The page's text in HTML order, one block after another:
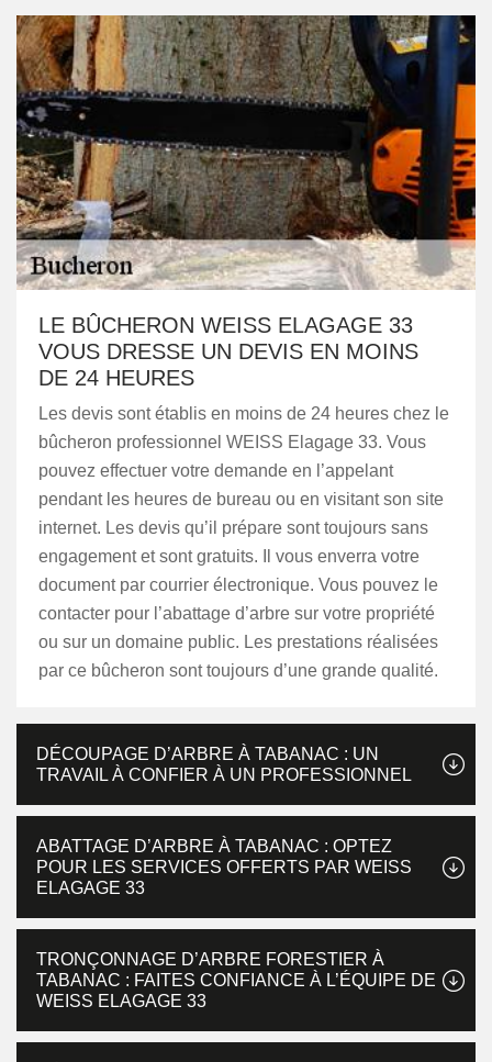
LE BÛCHERON WEISS ELAGAGE 33
VOUS DRESSE UN DEVIS EN MOINS
DE 24 HEURES
Les devis sont établis en moins de 24 heures chez le
bûcheron professionnel WEISS Elagage 33. Vous
pouvez effectuer votre demande en l’appelant
pendant les heures de bureau ou en visitant son site
internet. Les devis qu’il prépare sont toujours sans
engagement et sont gratuits. Il vous enverra votre
document par courrier électronique. Vous pouvez le
contacter pour l’abattage d’arbre sur votre propriété
ou sur un domaine public. Les prestations réalisées
par ce bûcheron sont toujours d’une grande qualité.
DÉCOUPAGE D’ARBRE À TABANAC : UN
TRAVAIL À CONFIER À UN PROFESSIONNEL
ABATTAGE D’ARBRE À TABANAC : OPTEZ
POUR LES SERVICES OFFERTS PAR WEISS
ELAGAGE 33
TRONÇONNAGE D’ARBRE FORESTIER À
TABANAC : FAITES CONFIANCE À L’ÉQUIPE DE
WEISS ELAGAGE 33